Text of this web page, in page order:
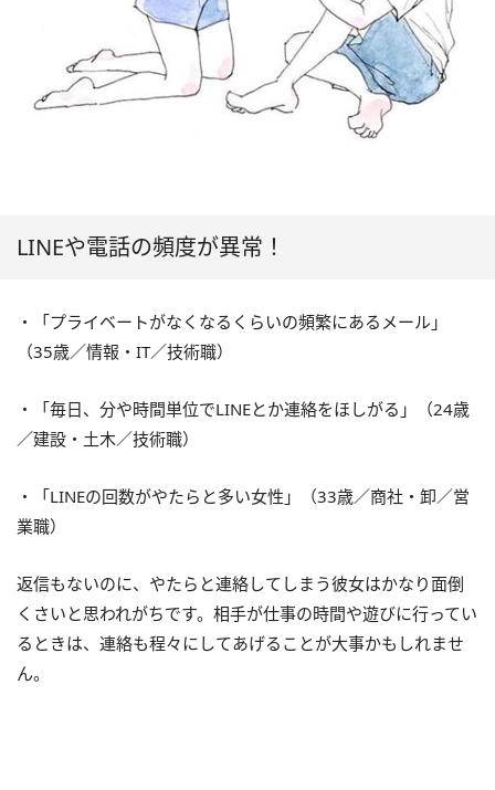
LINEや電話の頻度が異常！
・「プライベートがなくなるくらいの頻繁にあるメール」
（35歳／情報・IT／技術職）
・「毎日、分や時間単位でLINEとか連絡をほしがる」（24歳
／建設・土木／技術職）
・「LINEの回数がやたらと多い女性」（33歳／商社・卸／営
業職）
返信もないのに、やたらと連絡してしまう彼女はかなり面倒
くさいと思われがちです。相手が仕事の時間や遊びに行ってい
るときは、連絡も程々にしてあげることが大事かもしれませ
ん。